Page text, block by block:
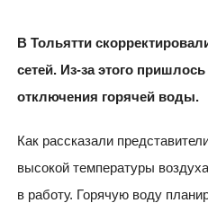
В Тольятти
сетей. Из-за этого
отключения горячей воды.
Как рассказали
высокой температуры
в работу. Горячую воду